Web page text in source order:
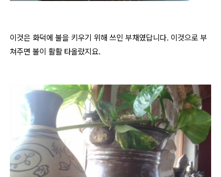
이것은 화덕에 불을 키우기 위해 쓰인 부채였답니다. 이것으로 부
쳐주면 불이 활활 타올랐지요.